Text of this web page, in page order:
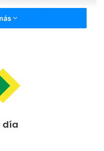
en la
día